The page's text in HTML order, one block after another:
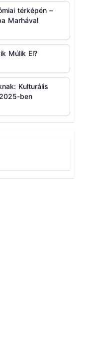
térképén –
Marhával
Múlik El?
Kulturális
ben